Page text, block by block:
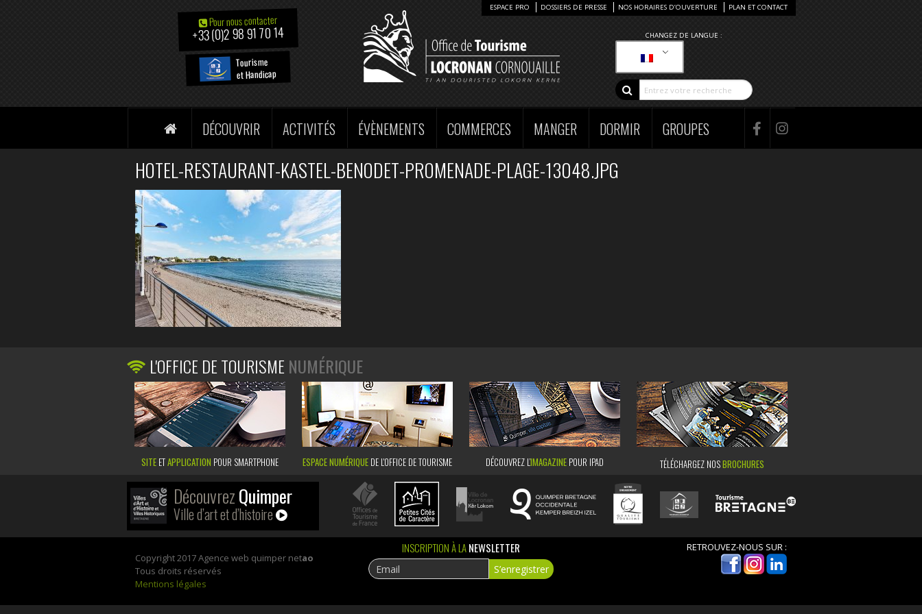
Pour nous contacter
+33 (0)2 98 91 70 14
Tourisme
et Handicap
CHANGEZ DE LANGUE :
ESPACE PRO DOSSIERS DE PRESSE NOS HORAIRES D’OUVERTURE PLAN ET CONTACT
DÉCOUVRIR ACTIVITÉS ÉVÈNEMENTS COMMERCES MANGER DORMIR GROUPES
HOTEL-RESTAURANT-KASTEL-BENODET-PROMENADE-PLAGE-13048.JPG
L'OFFICE DE TOURISME NUMÉRIQUE
SITE ETAPPLICATION POUR SMARTPHONE ESPACE NUMÉRIQUE DE L'OFFICE DE TOURISME DÉCOUVREZ L’IMAGAZINEPOUR IPAD TÉLÉCHARGEZ NOSBROCHURES
DécouvrezQuimper
Ville d’art et d’histoire
Copyright 2017 Agence web quimper netao
Tous droits réservés
Mentions légales
INSCRIPTION À LANEWSLETTER RETROUVEZ-NOUS SUR :